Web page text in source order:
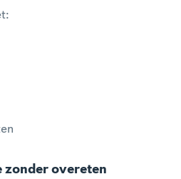
zonder overeten